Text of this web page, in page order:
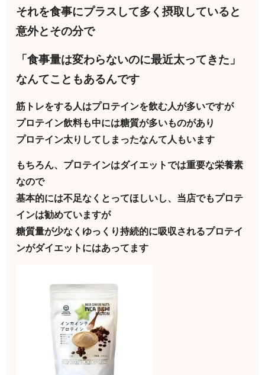
それを食事にプラスして多く摂取していると
意外とその分で
「食事量は変わらないのに最近太ってきた」
なんてこともあるんです
筋トレをする人はプロテインを飲む人が多いですが
プロテイン飲料も中には糖質が多いものがあり
プロテイン太りしてしまったなんて人もいます
もちろん、プロテインはダイエットでは重要な栄養素
なので
基本的には不足なくとってほしいし、当店でもプロテ
インは勧めていますが
糖質量が少なくゆっくり持続的に吸収されるプロテイ
ンがダイエットにはあってます